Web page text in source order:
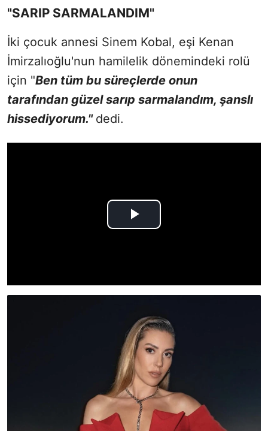
"SARIP SARMALANDIM"
İki çocuk annesi Sinem Kobal, eşi Kenan
İmirzalıoğlu'nun hamilelik dönemindeki rolü
için "Ben tüm bu süreçlerde onun
tarafından güzel sarıp sarmalandım, şanslı
hissediyorum." dedi.